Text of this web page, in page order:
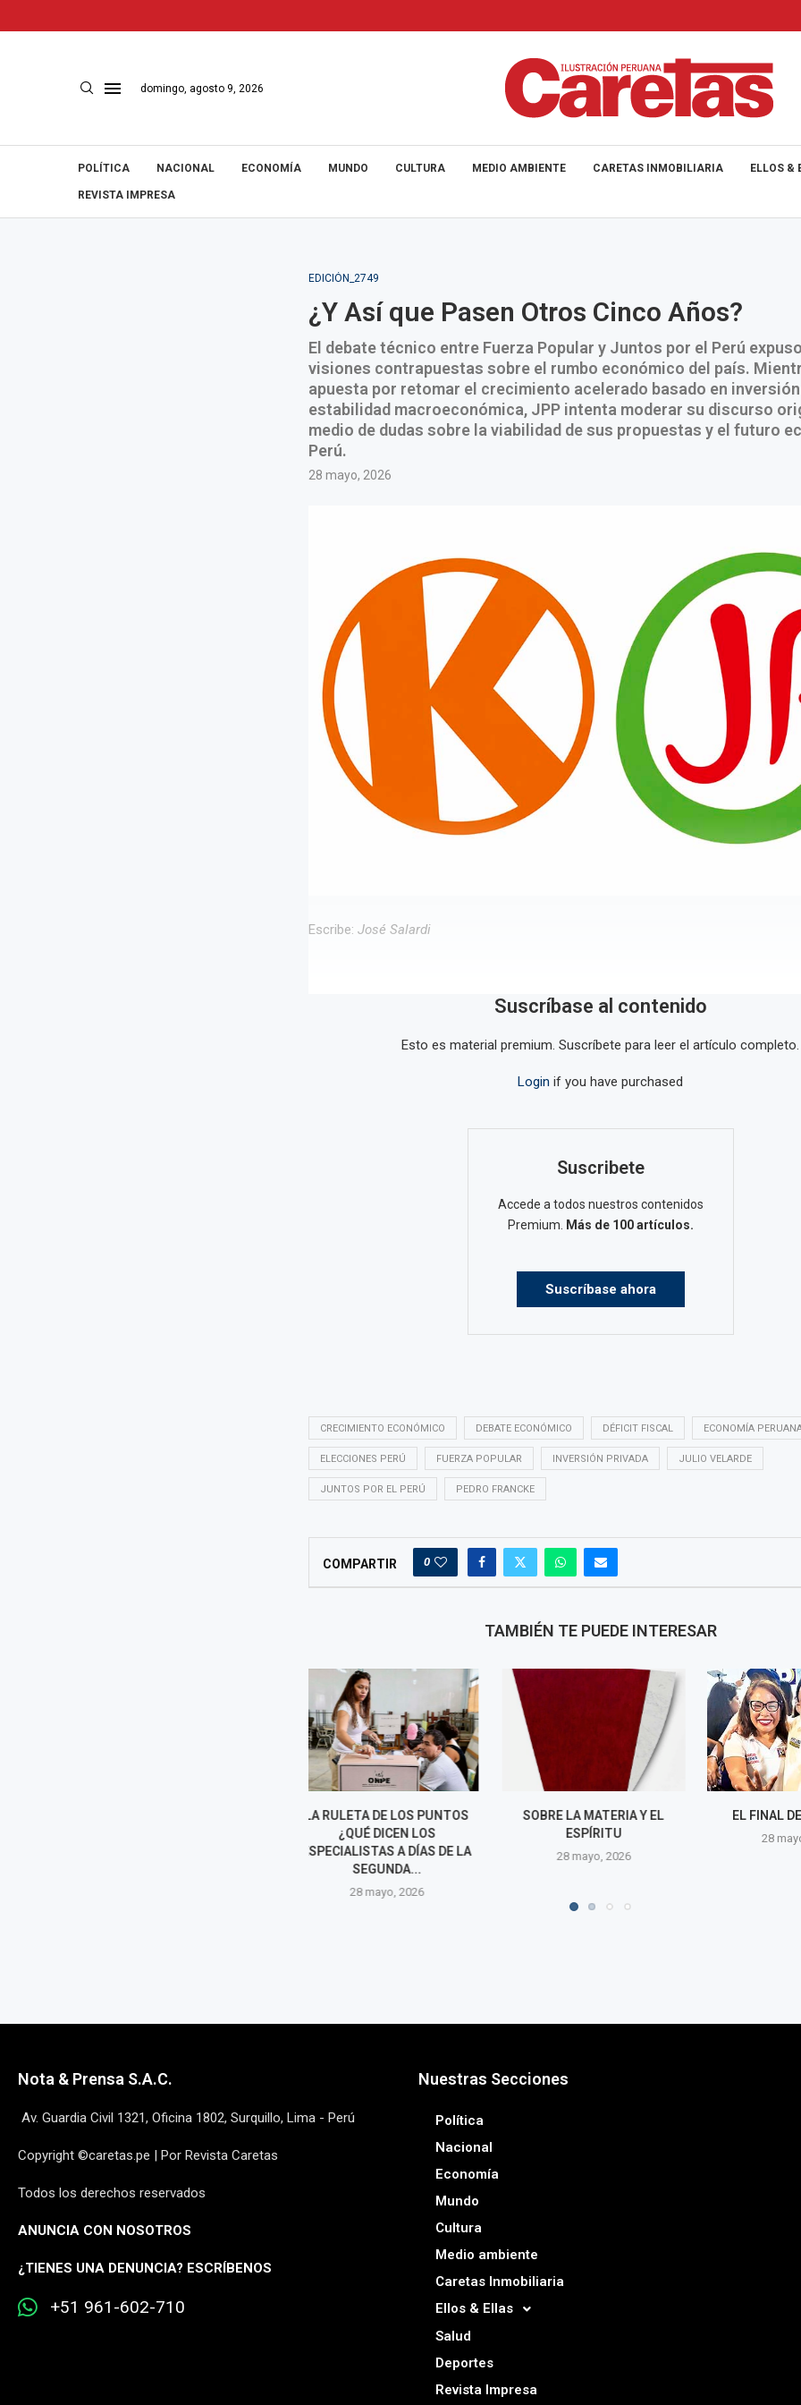
domingo, agosto 9, 2026
POLÍTICA NACIONAL ECONOMÍA MUNDO CULTURA MEDIO AMBIENTE CARETAS INMOBILIARIA ELLOS &
REVISTA IMPRESA
EDICIÓN_2749
¿Y Así que Pasen Otros Cinco Años?
El debate técnico entre Fuerza Popular y Juntos por el Perú
visiones contrapuestas sobre el rumbo económico del país.
apuesta por retomar el crecimiento acelerado basado en
estabilidad macroeconómica, JPP intenta moderar su discurso
medio de dudas sobre la viabilidad de sus propuestas y el futuro
Perú.
28 mayo, 2026
Escribe: José Salardi
Suscríbase al contenido
Esto es material premium. Suscríbete para leer el artículo completo.
Login if you have purchased
Suscribete
Accede a todos nuestros contenidos
Premium. Más de 100 artículos.
Suscríbase ahora
CRECIMIENTO ECONÓMICO DEBATE ECONÓMICO DÉFICIT FISCAL ECONOMÍA
ELECCIONES PERÚ FUERZA POPULAR INVERSIÓN PRIVADA JULIO VELARDE
JUNTOS POR EL PERÚ PEDRO FRANCKE
COMPARTIR 0
TAMBIÉN TE PUEDE INTERESAR
SOBRE LA MATERIA Y EL
ESPÍRITU
28 mayo, 2026
EL FINAL DE PODEMOS
28 mayo, 2026
UN
28
Nacional
Economía
Mundo
Cultura
Medio ambiente
Caretas Inmobiliaria
Ellos & Ellas
Salud
Deportes
Revista Impresa